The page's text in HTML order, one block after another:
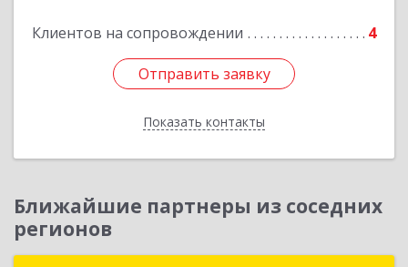
Клиентов на сопровождении 4
Отправить заявку
Показать контакты
Отправить заявку
Назад
Ближайшие партнеры из соседних
регионов